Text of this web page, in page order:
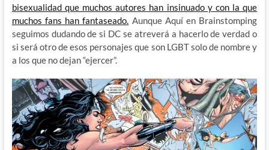
bisexualidad que muchos autores han insinuado y con la que
muchos fans han fantaseado. Aunque Aquí en Brainstomping
seguimos dudando de si DC se atreverá a hacerlo de verdad o
si será otro de esos personajes que son LGBT solo de nombre y
a los que no dejan “ejercer”.